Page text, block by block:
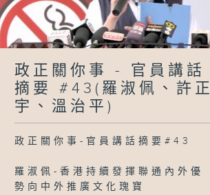
政正關你事 - 官員講話
摘要 #43(羅淑佩、許正
宇、溫治平)
政正關你事-官員講話摘要#43
羅淑佩-香港持續發揮聯通內外優
勢向中外推廣文化瑰寶